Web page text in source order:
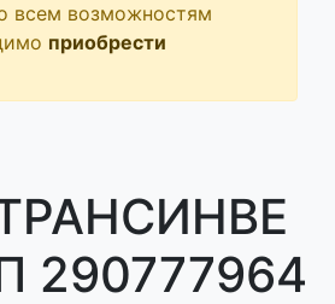
всем возможностям
приобрести
290777964